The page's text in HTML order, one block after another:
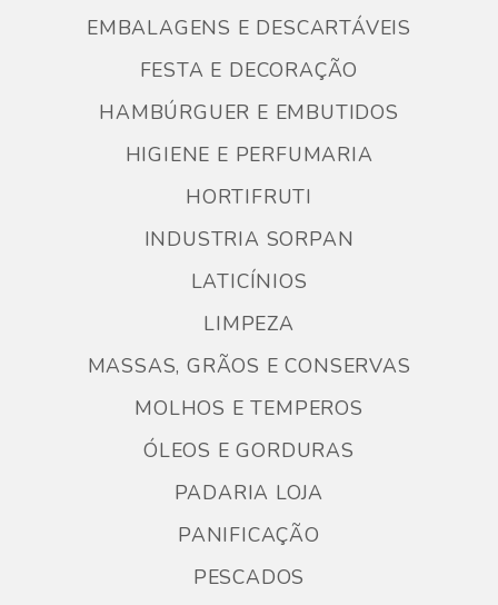
EMBALAGENS E DESCARTÁVEIS
FESTA E DECORAÇÃO
HAMBÚRGUER E EMBUTIDOS
HIGIENE E PERFUMARIA
HORTIFRUTI
INDUSTRIA SORPAN
LATICÍNIOS
LIMPEZA
MASSAS, GRÃOS E CONSERVAS
MOLHOS E TEMPEROS
ÓLEOS E GORDURAS
PADARIA LOJA
PANIFICAÇÃO
PESCADOS